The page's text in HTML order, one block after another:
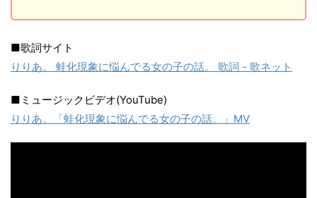
■歌詞サイト
りりあ。 蛙化現象に悩んでる女の子の話。 歌詞 - 歌ネット
■ミュージックビデオ(YouTube)
りりあ。「蛙化現象に悩んでる女の子の話。」MV